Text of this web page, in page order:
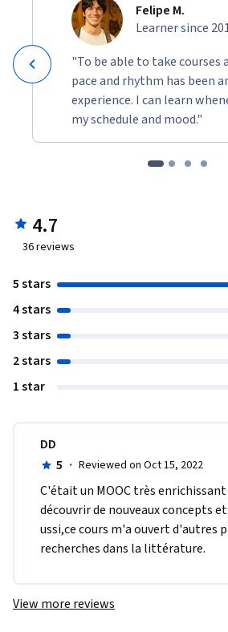
Felipe M.
Learner since
"To be able to take courses
pace and rhythm has been
experience. I can learn
my schedule and mood."
4.7
36reviews
5 stars
4 stars
3 stars
2 stars
1 star
DD
5 · Reviewed on Oct 15, 2022
C​'était un MOOC très
découvrir de nouveaux concepts
ussi,ce cours m'a ouvert d'autres
recherches dans la littérature.
View more reviews